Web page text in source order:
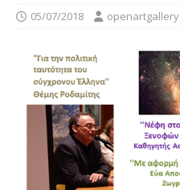
05/07/2018 openartgallery